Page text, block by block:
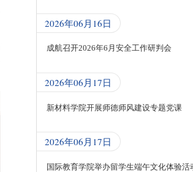
2026年06月16日
成航召开2026年6月安全工作研判会
2026年06月17日
新材料学院开展师德师风建设专题党课
2026年06月17日
国际教育学院举办留学生端午文化体验活